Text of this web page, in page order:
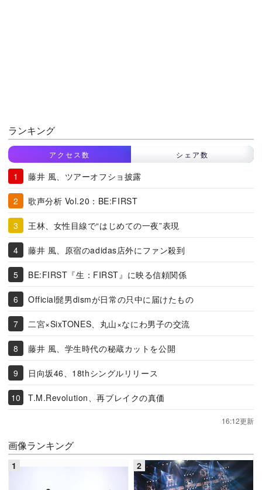
ランキング
アクセス数 シェア数
藤井 風、ツアーオフショ披露
歌声分析 Vol.20：BE:FIRST
王林、女性目線で“はじめての一夜”表現
藤井 風、原宿のadidas店外にファン殺到
BE:FIRST『生：FIRST』に映る信頼関係
Official髭男dismが日常の只中に届けたもの
二宮×SixTONES、丸山×なにわ男子の交流
藤井 風、学生時代の秘蔵カットを公開
日向坂46、18thシングルリリース
T.M.Revolution、再ブレイクの真価
16:12更新
画像ランキング